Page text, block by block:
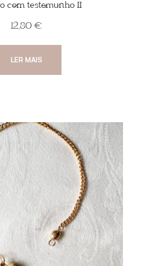
com testemunho II
12,80 €
LER MAIS